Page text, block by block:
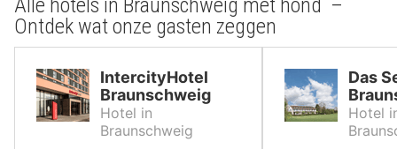
Alle hotels in Braunschweig met hond –
Ontdek wat onze gasten zeggen
IntercityHotel
Braunschweig
Hotel in
Braunschweig
Das
Hotel